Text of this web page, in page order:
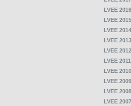
LVEE
LVEE
LVEE
LVEE
LVEE
LVEE
LVEE
LVEE
LVEE
LVEE